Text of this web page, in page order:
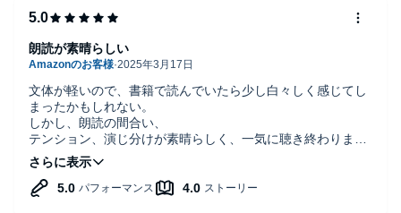
文体が軽いので、書籍で読んでいたら少し白々しく感じてし
まったかもしれない。
しかし、朗読の間合い、
テンション、演じ分けが素晴らしく、一気に聴き終わりまし
た。
Audibleで聞いて良かった〜。
朗読が素晴らしい